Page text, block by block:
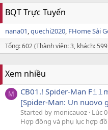
BQT Trực Tuyến
nana01 quechi2020 FHome Sài
Tổng: 602 (Thành viên: 3, khách:
Xem nhiều
M
CB01.! Spider-Man
[Spider-Man: Un
Started by monicauoz Lúc
Hợp đồng và phụ lục hợp